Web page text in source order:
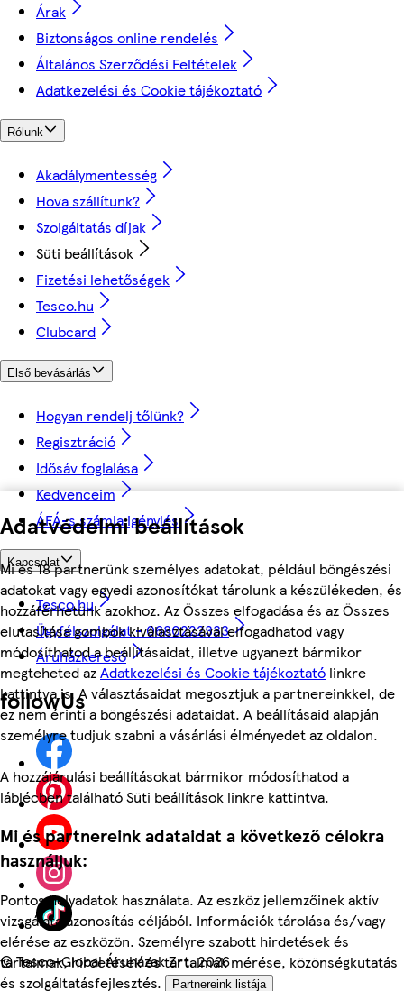
Adatvédelmi beállítások
Mi és 18 partnerünk személyes adatokat, például böngészési
adatokat vagy egyedi azonosítókat tárolunk a készülékeden, és
hozzáférhetünk azokhoz. Az Összes elfogadása és az Összes
elutasítása gombok kiválasztásával elfogadhatod vagy
módosíthatod a beállításaidat, illetve ugyanezt bármikor
megteheted azAdatkezelési és Cookie tájékoztató linkre
kattintva is. A választásaidat megosztjuk a partnereinkkel, de
ez nem érinti a böngészési adataidat. A beállításaid alapján
személyre tudjuk szabni a vásárlási élményedet az oldalon.
A hozzájárulási beállításokat bármikor módosíthatod a
láblécben található Süti beállítások linkre kattintva.
Mi és partnereink adataidat a következő célokra
használjuk:
Pontos helyadatok használata. Az eszköz jellemzőinek aktív
vizsgálata azonosítás céljából. Információk tárolása és/vagy
elérése az eszközön. Személyre szabott hirdetések és
tartalmak, hirdetések és tartalmak mérése, közönségkutatás
és szolgáltatásfejlesztés.
Partnereink listája
Árak
Biztonságos online rendelés
Általános Szerződési Feltételek
Adatkezelési és Cookie tájékoztató
Rólunk
Akadálymentesség
Hova szállítunk?
Szolgáltatás díjak
Süti beállítások
Fizetési lehetőségek
Tesco.hu
Clubcard
Első bevásárlás
Hogyan rendelj tőlünk?
Regisztráció
Idősáv foglalása
Kedvenceim
ÁFÁ-s számla igénylés
Kapcsolat
Tesco.hu
Ügyfélszolgálat - 0680222333
Áruházkereső
followUs
©Tesco-Global Áruházak Zrt. 2026